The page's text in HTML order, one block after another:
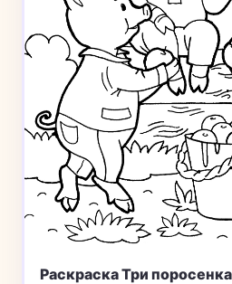
Раскраска Три